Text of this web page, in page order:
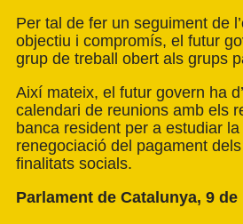
Per tal de fer un seguiment de
objectiu i compromís, el futur
grup de treball obert als grups
Així mateix, el futur govern ha
calendari de reunions amb els
banca resident per a estudiar
renegociació del pagament
finalitats socials.
Parlament de Catalunya, 9